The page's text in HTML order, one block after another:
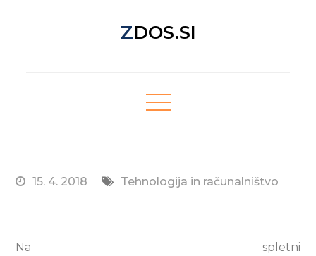
ZDOS.SI
15. 4. 2018 Tehnologija in računalništvo
Na spletni